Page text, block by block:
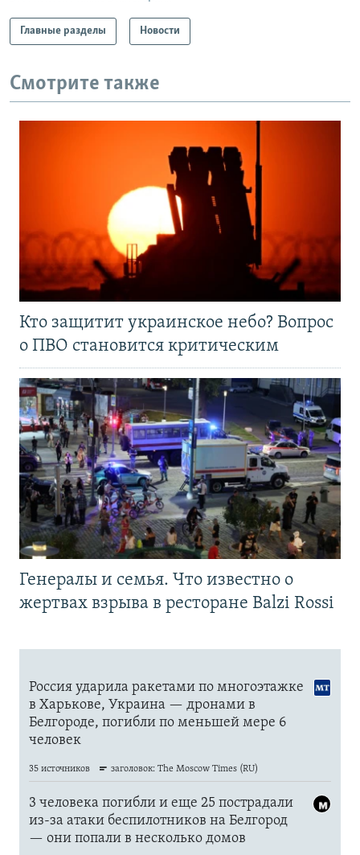
Главные разделы Новости
Смотрите также
Кто защитит украинское небо? Вопрос
о ПВО становится критическим
Генералы и семья. Что известно о
жертвах взрыва в ресторане Balzi Rossi